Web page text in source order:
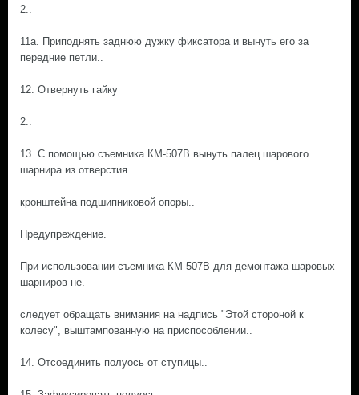
2..
11а. Приподнять заднюю дужку фиксатора и вынуть его за
передние петли..
12. Отвернуть гайку
2..
13. С помощью съемника КМ-507В вынуть палец шарового
шарнира из отверстия.
кронштейна подшипниковой опоры..
Предупреждение.
При использовании съемника КМ-507В для демонтажа шаровых
шарниров не.
следует обращать внимания на надпись "Этой стороной к
колесу", выштампованную на приспособлении..
14. Отсоединить полуось от ступицы..